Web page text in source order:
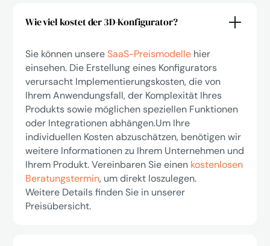
Wie viel kostet der 3D-Konfigurator?
Sie können unsereSaaS-Preismodelle hier
einsehen. Die Erstellung eines Konfigurators
verursacht Implementierungskosten, die von
Ihrem Anwendungsfall, der Komplexität Ihres
Produkts sowie möglichen speziellen Funktionen
oder Integrationen abhängen.Um Ihre
individuellen Kosten abzuschätzen, benötigen wir
weitere Informationen zu Ihrem Unternehmen und
Ihrem Produkt. Vereinbaren Sie einen kostenlosen
Beratungstermin, um direkt loszulegen.
Weitere Details finden Sie in unserer
Preisübersicht.